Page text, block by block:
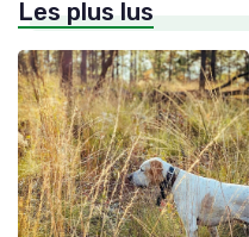
Les plus lus